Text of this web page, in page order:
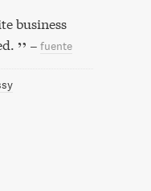
business
– fuente